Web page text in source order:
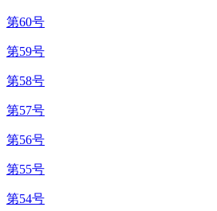
第60号
第59号
第58号
第57号
第56号
第55号
第54号